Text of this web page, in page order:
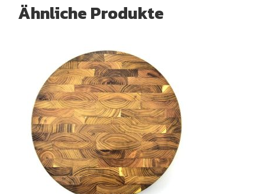
Ähnliche Produkte